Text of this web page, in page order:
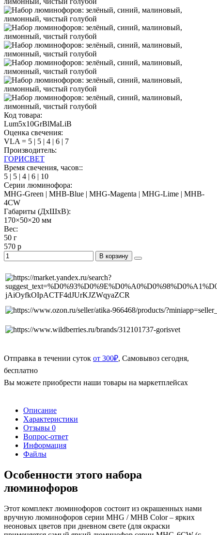
Код товара:
Lum5x10GrBlMaLiB
Оценка свечения:
VLA = 5 | 5 | 4 | 6 | 7
Производитель:
ГОРИСВЕТ
Время свечения, часов::
5 | 5 | 4 | 6 | 10
Серии люминофора:
MHG-Green | MHB-Blue | MHG-Magenta | MHG-Lime | MHB-
4CW
Габариты (ДхШхВ):
170×50×20 мм
Вес:
50 г
570 р
В корзину
Отправка в течении суток от 300₽, Самовывоз сегодня,
бесплатно
Вы можете приобрести наши товары на маркетплейсах
Описание
Характеристики
Отзывы 0
Вопрос-ответ
Информация
Файлы
Особенности этого набора
люминофоров
Этот комплект люминофоров состоит из окрашенных нами
вручную люминофоров серии MHG /MHB Color– ярких
неоновых цветов при дневном свете (для окраски